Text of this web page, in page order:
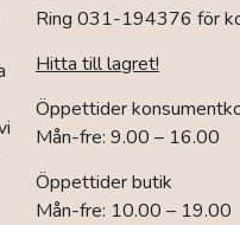
Ring 031-194376 för
Hitta till lagret!
Öppettider
Mån-fre: 9.00 – 16.00
Öppettider butik
Mån-fre: 10.00 – 19.00